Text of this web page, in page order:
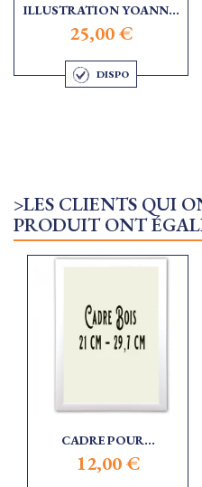
ILLUSTRATION YOANN...
25,00 €
DISPO
>LES CLIENTS QUI
PRODUIT ONT
CADRE POUR...
12,00 €